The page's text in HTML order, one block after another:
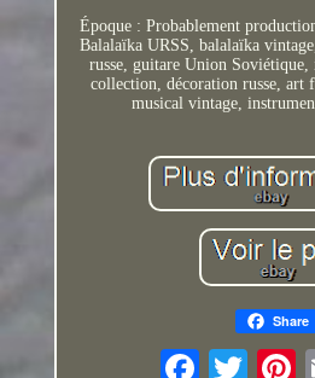
Époque : Probablement
Balalaïka URSS, balalaïka
russe, guitare Union Soviétique,
collection, décoration russe, art
musical vintage,
Share